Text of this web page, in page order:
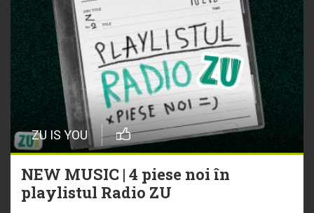
ZU IS YOU
NEW MUSIC | 4 piese noi în
playlistul Radio ZU